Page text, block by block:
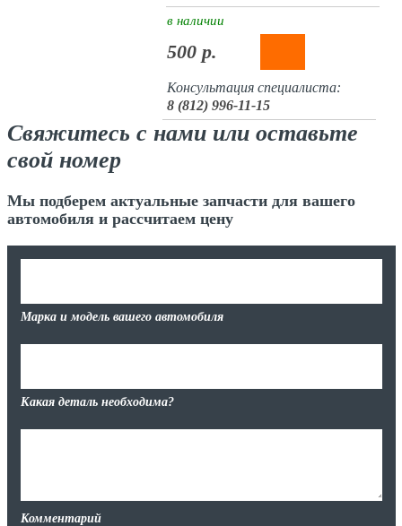
в наличии
500 р.
Консультация специалиста:
8 (812) 996-11-15
Свяжитесь с нами или оставьте
свой номер
Мы подберем актуальные запчасти для вашего
автомобиля и рассчитаем цену
Марка и модель вашего автомобиля
Какая деталь необходима?
Комментарий